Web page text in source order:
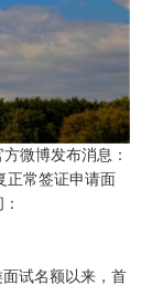
微博发布消息：
正常签证申请面
试名额以来，首